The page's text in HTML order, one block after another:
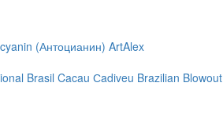
(Антоцианин) ArtAlex
Brasil Cacau Сadiveu Brazilian Blowout